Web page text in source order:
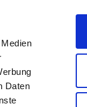
Daten